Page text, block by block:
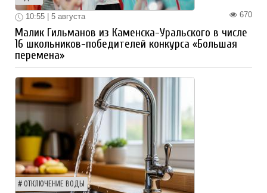
670
10:55 | 5 августа
Малик Гильманов из Каменска-Уральского в числе
16 школьников-победителей конкурса «Большая
перемена»
ОТКЛЮЧЕНИЕ ВОДЫ